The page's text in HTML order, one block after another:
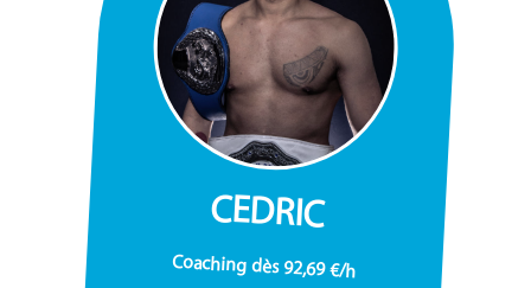
CEDRIC
Coaching dès 92,69 €/h